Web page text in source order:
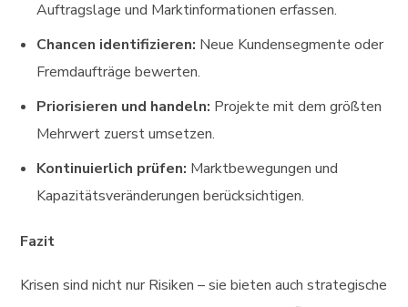
Auftragslage und Marktinformationen erfassen.
Chancen identifizieren: Neue Kundensegmente oder
Fremdaufträge bewerten.
Priorisieren und handeln: Projekte mit dem größten
Mehrwert zuerst umsetzen.
Kontinuierlich prüfen: Marktbewegungen und
Kapazitätsveränderungen berücksichtigen.
Fazit
Krisen sind nicht nur Risiken – sie bieten auch strategische